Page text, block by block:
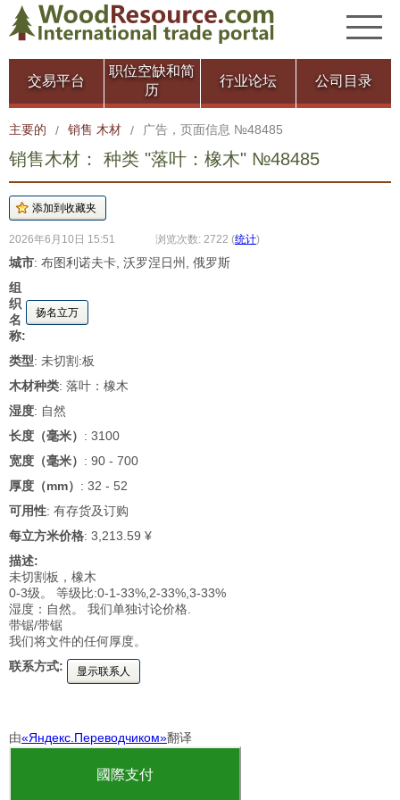
交易平台
职位空缺和简
历
行业论坛 公司目录
主要的 / 销售 木材 / 广告，页面信息 №48485
销售木材： 种类 "落叶：橡木" №48485
2026年6月10日 15:51 浏览次数: 2722 (统计)
城市: 布图利诺夫卡, 沃罗涅日州, 俄罗斯
组
织
名
称:
扬名立万
类型: 未切割:板
木材种类: 落叶：橡木
湿度: 自然
长度（毫米） : 3100
宽度（毫米） : 90 - 700
厚度（mm） : 32 - 52
可用性: 有存货及订购
每立方米价格: 3,213.59 ¥
描述:
未切割板，橡木
0-3级。 等级比:0-1-33%,2-33%,3-33%
湿度：自然。 我们单独讨论价格.
带锯/带锯
我们将文件的任何厚度。
联系方式:
显示联系人
由«Яндекс.Переводчиком»翻译
國際支付